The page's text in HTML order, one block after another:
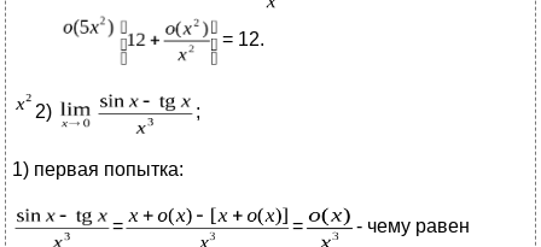
= 12.
2) ;
1) первая попытка:
= =
- чему равен